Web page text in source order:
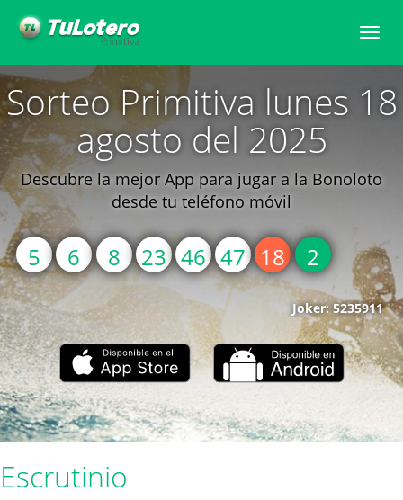
Toggle
Sorteo Primitiva lunes 18
agosto del 2025
Descubre la mejor App para jugar a la Bonoloto
desde tu teléfono móvil
5 6 8 23 46 47 18 2
Joker: 5235911
Escrutinio